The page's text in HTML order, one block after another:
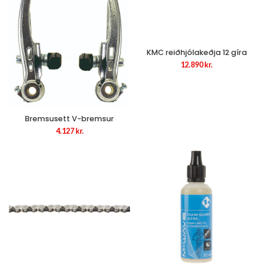
Bremsusett V-bremsur
4.127 kr.
KMC reiðhjólakeðja 12 gíra
12.890 kr.